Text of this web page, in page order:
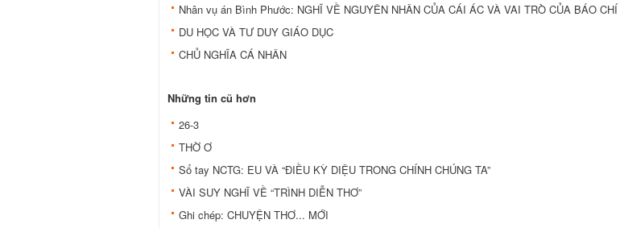
Nhân vụ án Bình Phước: NGHĨ VỀ NGUYÊN NHÂN CỦA CÁI ÁC VÀ VAI TRÒ CỦA BÁO CHÍ
DU HỌC VÀ TƯ DUY GIÁO DỤC
CHỦ NGHĨA CÁ NHÂN
Những tin cũ hơn
26-3
THỜ Ơ
Sổ tay NCTG: EU VÀ “ĐIỀU KỲ DIỆU TRONG CHÍNH CHÚNG TA”
VÀI SUY NGHĨ VỀ “TRÌNH DIỄN THƠ”
Ghi chép: CHUYỆN THƠ... MỚI